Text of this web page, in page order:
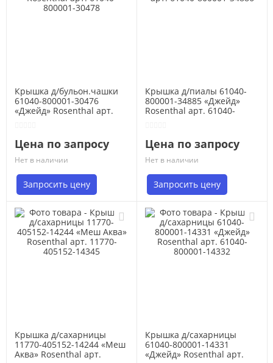
Крышка д/бульон.чашки
61040-800001-30476
«Джейд» Rosenthal арт.
Цена по запросу
Нет в наличии
Запросить цену
Крышка д/пиалы 61040-
800001-34885 «Джейд»
Rosenthal арт. 61040-
Цена по запросу
Нет в наличии
Запросить цену
Крышка д/сахарницы
11770-405152-14244 «Меш
Аква» Rosenthal арт.
Крышка д/сахарницы
61040-800001-14331
«Джейд» Rosenthal арт.